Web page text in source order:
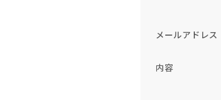
メールアドレス
内容